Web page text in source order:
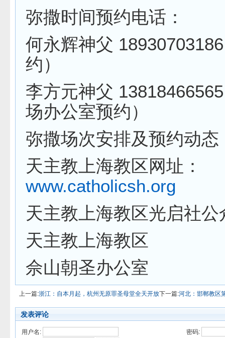
弥撒时间预约电话：
何永辉神父
约）
李方元神父
场办公室预约）
弥撒场次安排及预约动态
天主教上海教区网址：
www.catholicsh.org
天主教上海教区光启社公
天主教上海教区
佘山朝圣办公室
上一篇:浙江：自本月起，杭州无原罪圣母堂全天开放下一篇:河北：邯郸教区
发表评论
用户名:
密码: